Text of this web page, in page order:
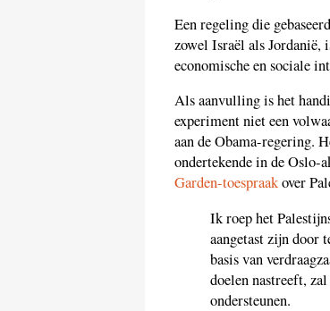
Een regeling die
zowel Israël als Jordanië,
economische en sociale
Als aanvulling is het
experiment niet een
aan de Obama-regering.
ondertekende in de Oslo-
Garden-toespraakover
Ik roep het
aangetast zijn door
basis van
doelen nastreeft,
ondersteunen.